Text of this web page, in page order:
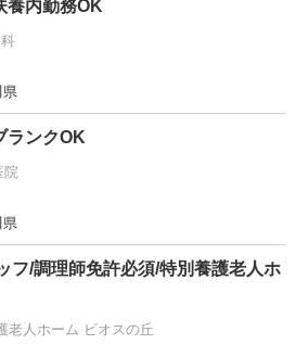
養内勤務OK
ランクOK
院
フ/調理師免許必須/特別養護老人ホ
老人ホーム ビオスの丘